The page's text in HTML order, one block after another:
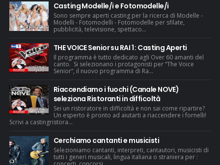
Casting Modelle/i e Fotomodelle/i
Sono sempre aperti casting per la ricerca di Modelle -
Modelli - Fotomodelli - Fotomodelle per sfilate,
pubblicità, televisione, spettaco...
THE VOICE Senior su RAI 1 : Casting Aperti
Il programma è tutto dedicato agli Over 60 amanti del
canto. Si selezionano i protagonisti per “The Voice
Senior“, il nuovo programma di Ra...
Riaccendiamo i fuochi (Canale NOVE)
seleziona Ristoranti in difficoltà
Sei un ristoratore in difficoltà e non sai come ripartire?
Un esperto è pronto ad aiutarti a riaccendere i fornelli!
Scrivi a castingristora...
Cerchiamo cantanti e musicisti
Selezioniamo cantanti, interpreti, cantautori, musicisti di
tutti i generi musicali, lingua italiana o straniera per :